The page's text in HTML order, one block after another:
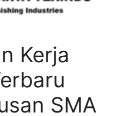
Kerja
SMA